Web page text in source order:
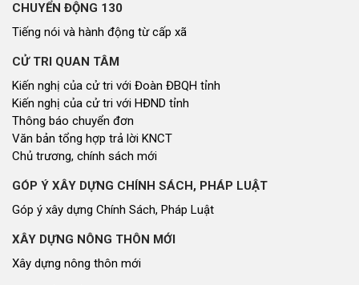
CHUYỂN ĐỘNG 130
Tiếng nói và hành động từ cấp xã
CỬ TRI QUAN TÂM
Kiến nghị của cử tri với Đoàn ĐBQH tỉnh
Kiến nghị của cử tri với HĐND tỉnh
Thông báo chuyển đơn
Văn bản tổng hợp trả lời KNCT
Chủ trương, chính sách mới
GÓP Ý XÂY DỰNG CHÍNH SÁCH, PHÁP LUẬT
Góp ý xây dựng Chính Sách, Pháp Luật
XÂY DỰNG NÔNG THÔN MỚI
Xây dựng nông thôn mới